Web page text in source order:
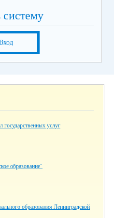
систему
государственных услуг
образование"
образования Ленинградской